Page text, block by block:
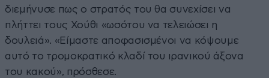
διεμήνυσε πως ο στρατός του θα συνεχίσει να
πλήττει τους Χούθι «ωσότου να τελειώσει η
δουλειά». «Είμαστε αποφασισμένοι να κόψουμε
αυτό το τρομοκρατικό κλαδί του ιρανικού άξονα
του κακού», πρόσθεσε.